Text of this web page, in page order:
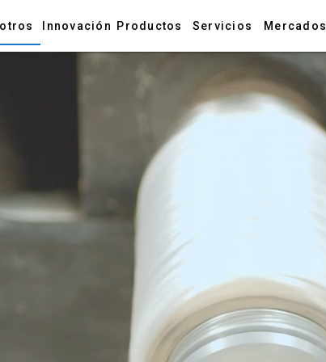
Innovación Productos Servicios Mercados